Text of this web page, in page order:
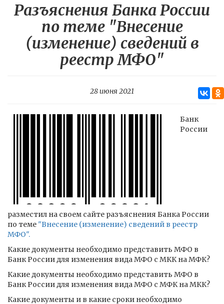
Разъяснения Банка России
по теме "Внесение
(изменение) сведений в
реестр МФО"
28 июня 2021
Банк
России
разместил на своем сайте разъяснения Банка России
по теме "Внесение (изменение) сведений в реестр
МФО".
Какие документы необходимо представить МФО в
Банк России для изменения вида МФО с МКК на МФК?
Какие документы необходимо представить МФО в
Банк России для изменения вида МФО с МФК на МКК?
Какие документы и в какие сроки необходимо